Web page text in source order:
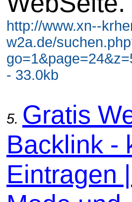
http://www.xn--
w2a.de/
- 33.0kb
5. Gratis
Backlink -
Eintragen